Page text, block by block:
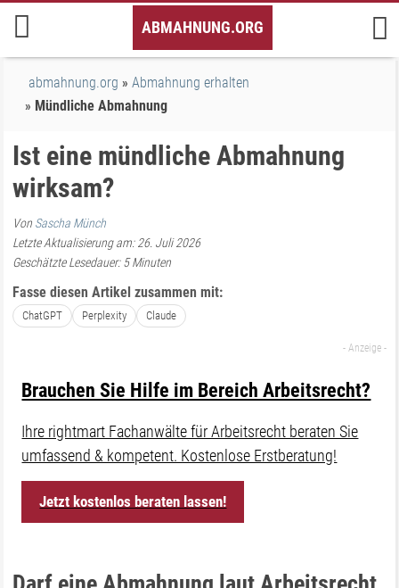
Inhalt
springen
ABMAHNUNG.ORG
abmahnung.org
Abmahnung erhalten
Mündliche Abmahnung
Ist eine mündliche Abmahnung
wirksam?
Von Sascha Münch
Letzte Aktualisierung am: 26. Juli 2026
Geschätzte Lesedauer: 5 Minuten
Fasse diesen Artikel zusammen mit:
ChatGPT Perplexity Claude
Brauchen Sie Hilfe im Bereich Arbeitsrecht?
Ihre rightmart Fachanwälte für Arbeitsrecht beraten Sie
umfassend & kompetent. Kostenlose Erstberatung!
Jetzt kostenlos beraten lassen!